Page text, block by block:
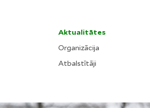
Aktualitātes
Organizācija
Atbalstītāji